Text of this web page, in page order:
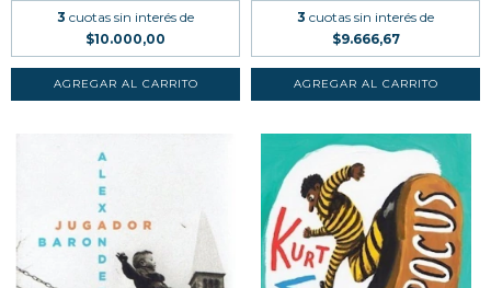
3 cuotas sin interés de
$10.000,00
3 cuotas sin interés de
$9.666,67